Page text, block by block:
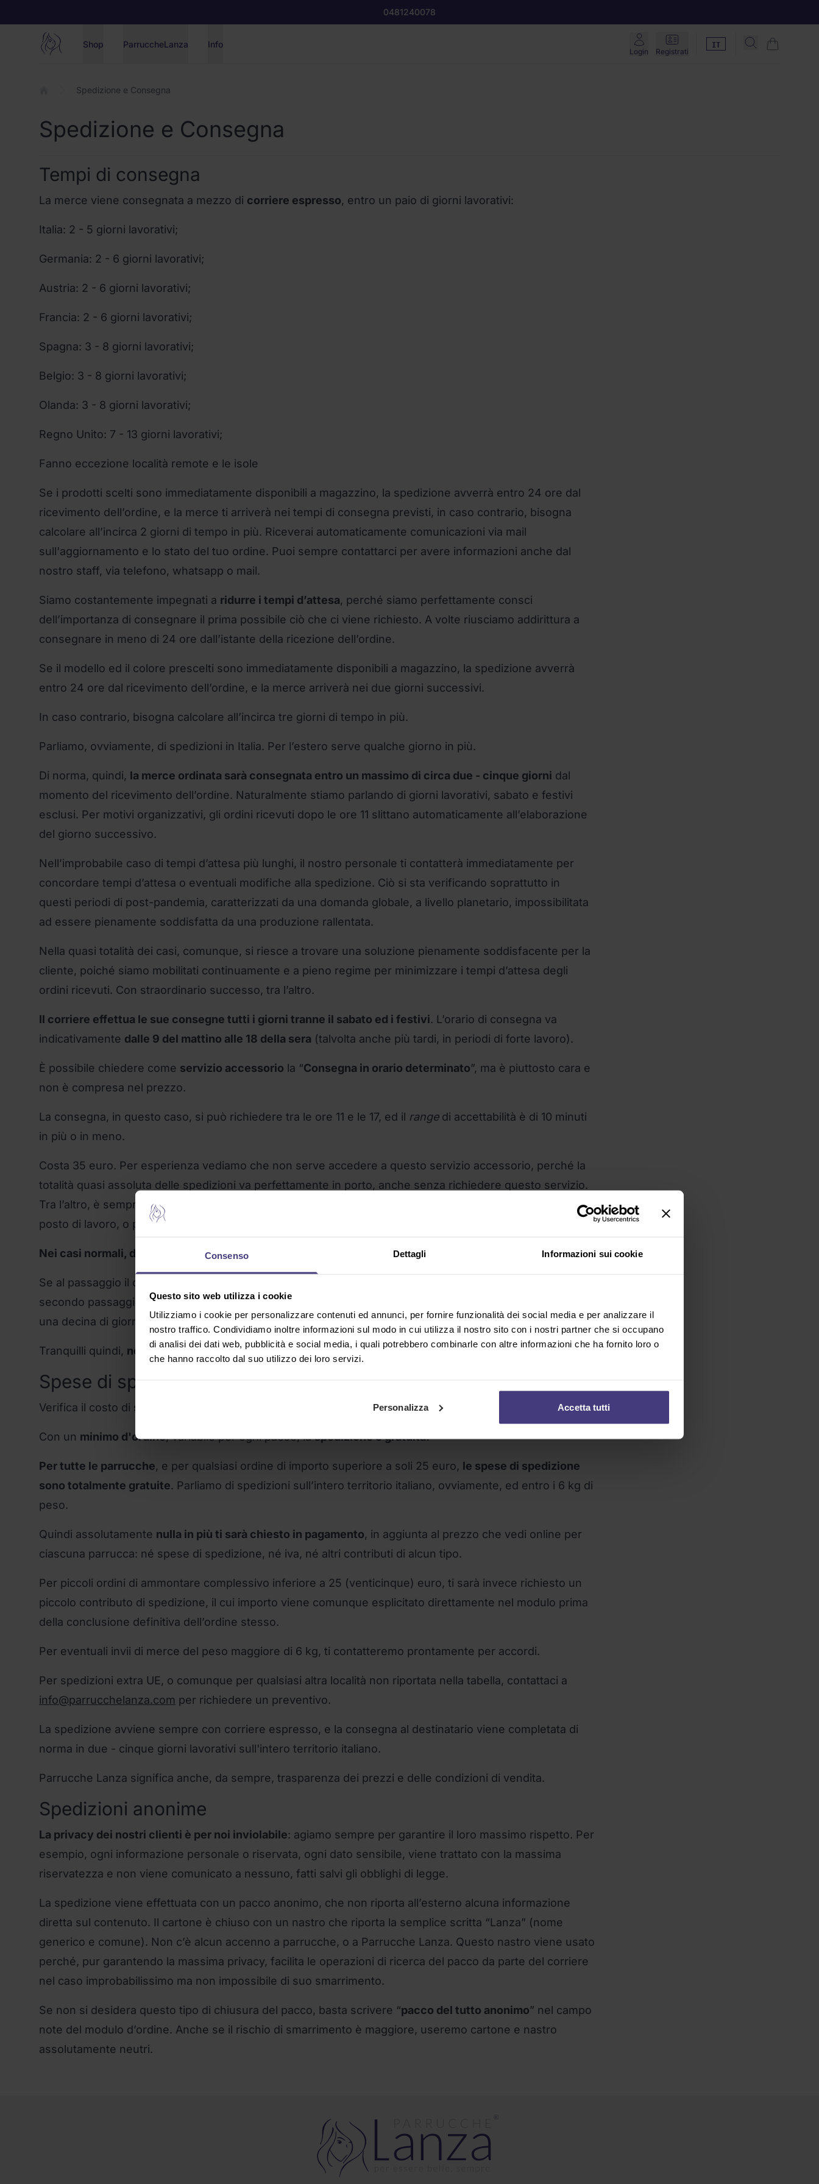
Consenso Dettagli Informazioni sui cookie
Questo sito web utilizza i cookie
Utilizziamo i cookie per personalizzare contenuti ed annunci, per fornire funzionalità dei social media e per analizzare il
nostro traffico. Condividiamo inoltre informazioni sul modo in cui utilizza il nostro sito con i nostri partner che si occupano
di analisi dei dati web, pubblicità e social media, i quali potrebbero combinarle con altre informazioni che ha fornito loro o
che hanno raccolto dal suo utilizzo dei loro servizi.
Personalizza Accetta tutti
0481240078
Salta al contenuto principale
parrucche lanza
Shop ParruccheLanza Info
Login Registrati
IT Cerca prodotti
Spedizione e Consegna
Spedizione e Consegna
Tempi di consegna
La merce viene consegnata a mezzo di corriere espresso, entro un paio di giorni lavorativi:
Italia: 2 - 5 giorni lavorativi;
Germania: 2 - 6 giorni lavorativi;
Austria: 2 - 6 giorni lavorativi;
Francia: 2 - 6 giorni lavorativi;
Spagna: 3 - 8 giorni lavorativi;
Belgio: 3 - 8 giorni lavorativi;
Olanda: 3 - 8 giorni lavorativi;
Regno Unito: 7 - 13 giorni lavorativi;
Fanno eccezione località remote e le isole
Se i prodotti scelti sono immediatamente disponibili a magazzino, la spedizione avverrà entro 24 ore dal
ricevimento dell’ordine, e la merce ti arriverà nei tempi di consegna previsti, in caso contrario, bisogna
calcolare all’incirca 2 giorni di tempo in più. Riceverai automaticamente comunicazioni via mail
sull'aggiornamento e lo stato del tuo ordine. Puoi sempre contattarci per avere informazioni anche dal
nostro staff, via telefono, whatsapp o mail.
Siamo costantemente impegnati a ridurre i tempi d’attesa, perché siamo perfettamente consci
dell’importanza di consegnare il prima possibile ciò che ci viene richiesto. A volte riusciamo addirittura a
consegnare in meno di 24 ore dall’istante della ricezione dell’ordine.
Se il modello ed il colore prescelti sono immediatamente disponibili a magazzino, la spedizione avverrà
entro 24 ore dal ricevimento dell’ordine, e la merce arriverà nei due giorni successivi.
In caso contrario, bisogna calcolare all’incirca tre giorni di tempo in più.
Parliamo, ovviamente, di spedizioni in Italia. Per l’estero serve qualche giorno in più.
Di norma, quindi, la merce ordinata sarà consegnata entro un massimo di circa due - cinque giorni dal
momento del ricevimento dell’ordine. Naturalmente stiamo parlando di giorni lavorativi, sabato e festivi
esclusi. Per motivi organizzativi, gli ordini ricevuti dopo le ore 11 slittano automaticamente all’elaborazione
del giorno successivo.
Nell’improbabile caso di tempi d’attesa più lunghi, il nostro personale ti contatterà immediatamente per
concordare tempi d’attesa o eventuali modifiche alla spedizione. Ciò si sta verificando soprattutto in
questi periodi di post-pandemia, caratterizzati da una domanda globale, a livello planetario, impossibilitata
ad essere pienamente soddisfatta da una produzione rallentata.
Nella quasi totalità dei casi, comunque, si riesce a trovare una soluzione pienamente soddisfacente per la
cliente, poiché siamo mobilitati continuamente e a pieno regime per minimizzare i tempi d’attesa degli
ordini ricevuti. Con straordinario successo, tra l’altro.
Il corriere effettua le sue consegne tutti i giorni tranne il sabato ed i festivi. L’orario di consegna va
indicativamente dalle 9 del mattino alle 18 della sera (talvolta anche più tardi, in periodi di forte lavoro).
È possibile chiedere come servizio accessorio la “Consegna in orario determinato”, ma è piuttosto cara e
non è compresa nel prezzo.
La consegna, in questo caso, si può richiedere tra le ore 11 e le 17, ed il rangedi accettabilità è di 10 minuti
in più o in meno.
Costa 35 euro. Per esperienza vediamo che non serve accedere a questo servizio accessorio, perché la
totalità quasi assoluta delle spedizioni va perfettamente in porto, anche senza richiedere questo servizio.
Tra l’altro, è sempre possibile chiedere, anche al momento dell’ordine, di consegnare per esempio sul
posto di lavoro, o presso un parente sempre in casa, eccetera.
Nei casi normali, dunque, la consegna può avvenire in qualsiasi momento, tra le 9 e le 18
Se al passaggio il corriere non trova nessuno, ripassa automaticamente il giorno successivo. Se anche al
secondo passaggio non trova nessuno, il pacco resta in giacenza presso il deposito di destinazione per
una decina di giorni, e noi avvisiamo prontamente il destinatario con una telefonata o via mail.
Tranquilli quindi, non capita praticamente mai che non si riesca a consegnare.
Spese di spedizione
Verifica il costo di spedizione per ogni paese dell’Unione Europea inquesta pagina
Con un minimo d'ordine, variabile per ogni paese, laspedizione è gratuita!
Per tutte le parrucche, e per qualsiasi ordine di importo superiore a soli 25 euro, le spese di spedizione
sono totalmente gratuite. Parliamo di spedizioni sull’intero territorio italiano, ovviamente, ed entro i 6 kg di
peso.
Quindi assolutamente nulla in più ti sarà chiesto in pagamento, in aggiunta al prezzo che vedi online per
ciascuna parrucca: né spese di spedizione, né iva, né altri contributi di alcun tipo.
Per piccoli ordini di ammontare complessivo inferiore a 25 (venticinque) euro, ti sarà invece richiesto un
piccolo contributo di spedizione, il cui importo viene comunque esplicitato direttamente nel modulo prima
della conclusione definitiva dell’ordine stesso.
Per eventuali invii di merce del peso maggiore di 6 kg, ti contatteremo prontamente per accordi.
Per spedizioni extra UE, o comunque per qualsiasi altra località non riportata nella tabella, contattaci a
info@parrucchelanza.com per richiedere un preventivo.
La spedizione avviene sempre con corriere espresso, e la consegna al destinatario viene completata di
norma in due - cinque giorni lavorativi sull'intero territorio italiano.
Parrucche Lanza significa anche, da sempre, trasparenza dei prezzi e delle condizioni di vendita.
Spedizioni anonime
La privacy dei nostri clienti è per noi inviolabile: agiamo sempre per garantire il loro massimo rispetto. Per
esempio, ogni informazione personale o riservata, ogni dato sensibile, viene trattato con la massima
riservatezza e non viene comunicato a nessuno, fatti salvi gli obblighi di legge.
La spedizione viene effettuata con un pacco anonimo, che non riporta all’esterno alcuna informazione
diretta sul contenuto. Il cartone è chiuso con un nastro che riporta la semplice scritta “Lanza” (nome
generico e comune). Non c’è alcun accenno a parrucche, o a Parrucche Lanza. Questo nastro viene usato
perché, pur garantendo la massima privacy, facilita le operazioni di ricerca del pacco da parte del corriere
nel caso improbabilissimo ma non impossibile di suo smarrimento.
Se non si desidera questo tipo di chiusura del pacco, basta scrivere “pacco del tutto anonimo” nel campo
note del modulo d’ordine. Anche se il rischio di smarrimento è maggiore, useremo cartone e nastro
assolutamente neutri.